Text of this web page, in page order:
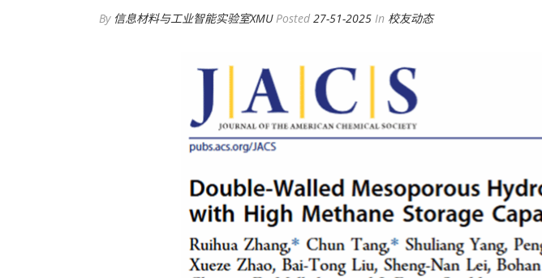
By 信息材料与工业智能实验室XMU Posted 27-51-2025 In 校友动态